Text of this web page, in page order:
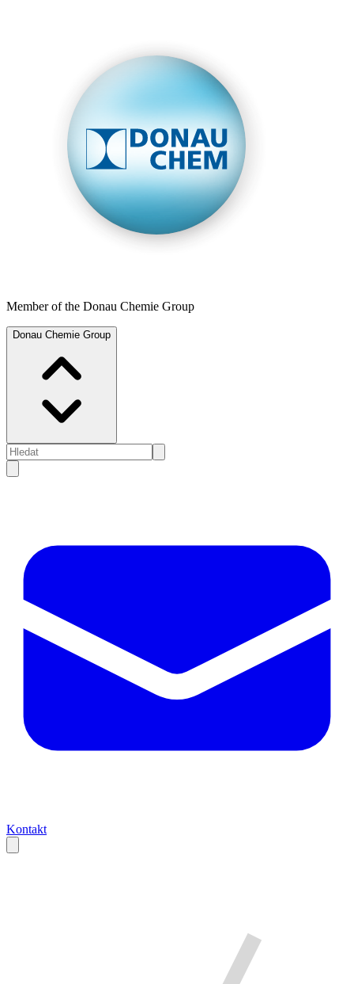
Member of the Donau Chemie Group
Donau Chemie Group
Kontakt